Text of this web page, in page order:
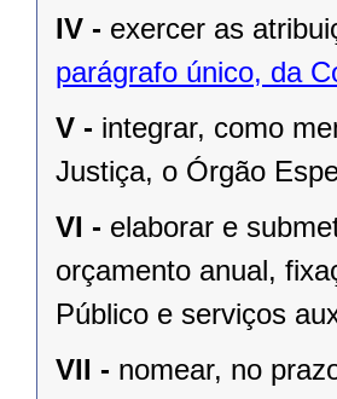
IV - exercer as
parágrafo único, da
V - integrar, como
Justiça, o Órgão
VI - elaborar e
orçamento anual,
Público e serviços
VII - nomear, no